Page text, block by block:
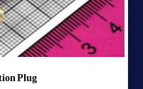
Plug